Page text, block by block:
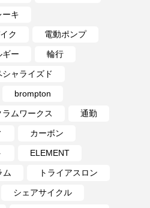
ーキ
ク 電動ポンプ
ギー 輪行
シャライズド
brompton
ラムワークス 通勤
カーボン
ELEMENT
ム トライアスロン
シェアサイクル